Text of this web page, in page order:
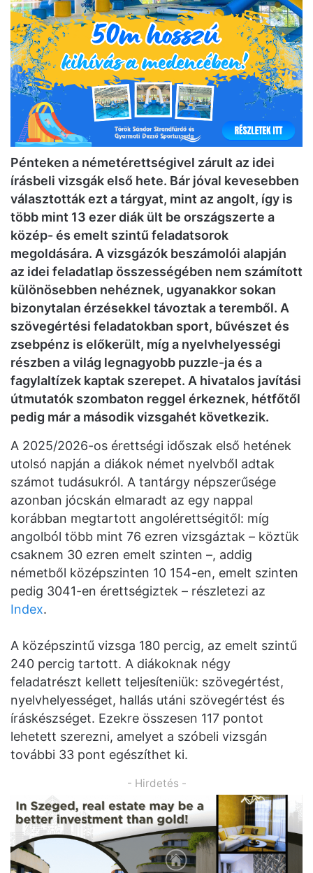
Pénteken a németérettségivel zárult az idei
írásbeli vizsgák első hete. Bár jóval kevesebben
választották ezt a tárgyat, mint az angolt, így is
több mint 13 ezer diák ült be országszerte a
közép- és emelt szintű feladatsorok
megoldására. A vizsgázók beszámolói alapján
az idei feladatlap összességében nem számított
különösebben nehéznek, ugyanakkor sokan
bizonytalan érzésekkel távoztak a teremből. A
szövegértési feladatokban sport, bűvészet és
zsebpénz is előkerült, míg a nyelvhelyességi
részben a világ legnagyobb puzzle-ja és a
fagylaltízek kaptak szerepet. A hivatalos javítási
útmutatók szombaton reggel érkeznek, hétfőtől
pedig már a második vizsgahét következik.
A 2025/2026-os érettségi időszak első hetének
utolsó napján a diákok német nyelvből adtak
számot tudásukról. A tantárgy népszerűsége
azonban jócskán elmaradt az egy nappal
korábban megtartott angolérettségitől: míg
angolból több mint 76 ezren vizsgáztak – köztük
csaknem 30 ezren emelt szinten –, addig
németből középszinten 10 154-en, emelt szinten
pedig 3041-en érettségiztek – részletezi az
Index.
A középszintű vizsga 180 percig, az emelt szintű
240 percig tartott. A diákoknak négy
feladatrészt kellett teljesíteniük: szövegértést,
nyelvhelyességet, hallás utáni szövegértést és
íráskészséget. Ezekre összesen 117 pontot
lehetett szerezni, amelyet a szóbeli vizsgán
további 33 pont egészíthet ki.
- Hirdetés -